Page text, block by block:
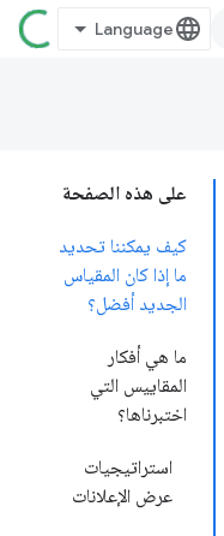
على هذه الصفحة
كيف يمكننا تحديد
ما إذا كان المقياس
الجديد أفضل؟
ما هي أفكار
المقاييس التي
اختبرناها؟
استراتيجيات
عرض الإعلانات